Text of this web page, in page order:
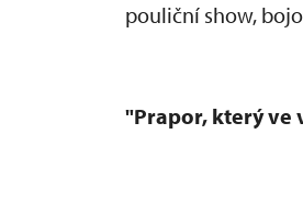
pouliční show,
"Prapor, který ve